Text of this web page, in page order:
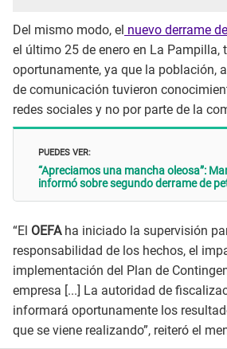
Del mismo modo, el nuevo derrame
el último 25 de enero en La
oportunamente, ya que la población,
de comunicación tuvieron
redes sociales y no por parte de la
PUEDES VER:
“Apreciamos una mancha oleosa”:
informó sobre segundo derrame de
“El OEFAha iniciado la supervisión
responsabilidad de los hechos, el
implementación del Plan de
empresa [...] La autoridad de
informará oportunamente los
que se viene realizando”, reiteró el